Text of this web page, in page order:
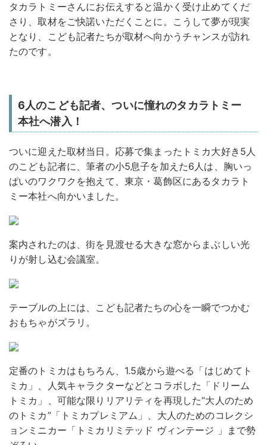
タカラトミーさんにお伝えすると温かく受け止めてくだ
さり、取材をご快諾いただくことに。こうして夢が現実
となり、こども記者たちが取材へ向かうチャンスが訪れ
たのです。
6人のこども記者、ついに憧れのタカラトミー
本社へ潜入！
ついに迎えた取材当日。応募で集まったトミカ大好き5人
のこども記者に、筆者の小5息子を加えた6人は、胸いっ
ぱいのワクワクを抱えて、東京・葛飾区にあるタカラト
ミー本社へ向かいました。
案内されたのは、街を見渡せる大きな窓からまぶしい光
りが射し込む会議室。
テーブルの上には、こども記者たちの心を一瞬でつかむ
おもちゃがズラリ。
定番のトミカはもちろん、1.5歳から遊べる「はじめてト
ミカ」、人気キャラクターなどとコラボした「ドリーム
トミカ」、可能な限りリアリティを再現した“大人のため
のトミカ”「トミカプレミアム」、大人のためのコレクシ
ョンミニカー「トミカリミテッド ヴィンテージ 」まで勢